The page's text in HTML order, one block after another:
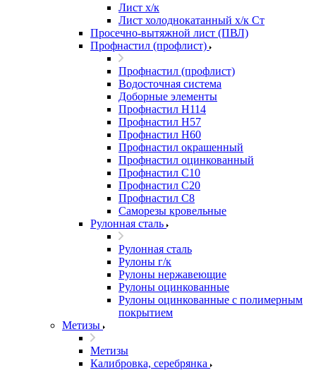
Лист х/к
Лист холоднокатанный х/к Ст
Просечно-вытяжной лист (ПВЛ)
Профнастил (профлист)
Профнастил (профлист)
Водосточная система
Доборные элементы
Профнастил Н114
Профнастил Н57
Профнастил Н60
Профнастил окрашенный
Профнастил оцинкованный
Профнастил С10
Профнастил С20
Профнастил С8
Саморезы кровельные
Рулонная сталь
Рулонная сталь
Рулоны г/к
Рулоны нержавеющие
Рулоны оцинкованные
Рулоны оцинкованные с полимерным
покрытием
Метизы
Метизы
Калибровка, серебрянка